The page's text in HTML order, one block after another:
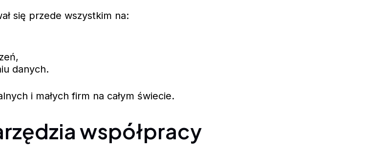
się przede wszystkim na:
danych.
i małych firm na całym świecie.
współpracy